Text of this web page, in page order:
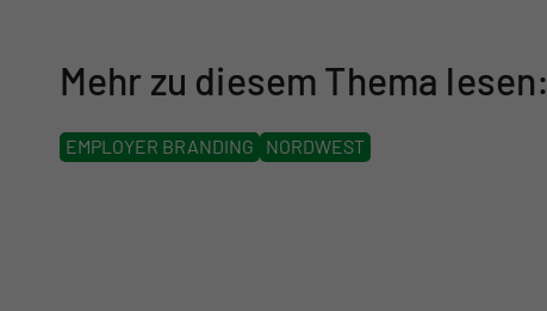
Mehr zu diesem Thema lesen:
EMPLOYER BRANDING NORDWEST